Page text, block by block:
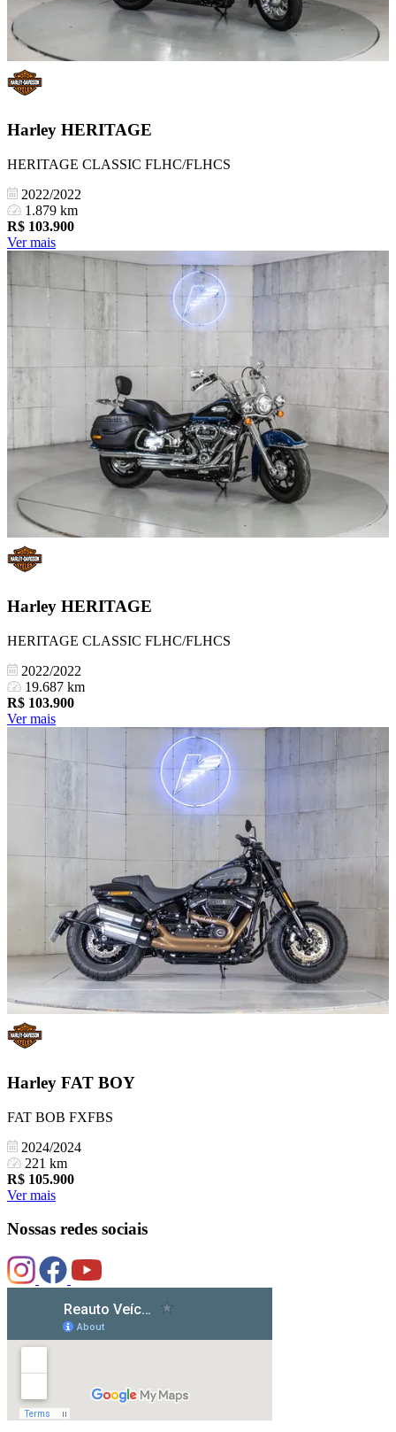
Harley HERITAGE
HERITAGE CLASSIC FLHC/FLHCS
2022/2022
1.879 km
R$ 103.900
Ver mais
Harley HERITAGE
HERITAGE CLASSIC FLHC/FLHCS
2022/2022
19.687 km
R$ 103.900
Ver mais
Harley FAT BOY
FAT BOB FXFBS
2024/2024
221 km
R$ 105.900
Ver mais
Nossas redes sociais